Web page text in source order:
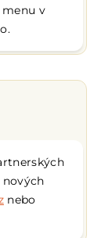
menu v
nových
nebo